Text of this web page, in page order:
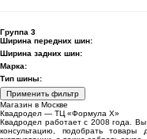
Группа 3
Ширина передних шин:
Ширина задних шин:
Марка:
Тип шины:
Применить фильтр
Магазин в Москве
Квадродел — ТЦ «Формула Х»
Квадродел работает с 2008 года.
консультацию, подобрать